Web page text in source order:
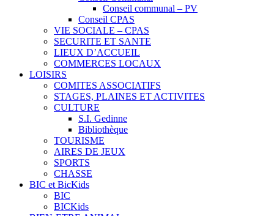
Conseil communal – PV
Conseil CPAS
VIE SOCIALE – CPAS
SECURITE ET SANTE
LIEUX D’ACCUEIL
COMMERCES LOCAUX
LOISIRS
COMITES ASSOCIATIFS
STAGES, PLAINES ET ACTIVITES
CULTURE
S.I. Gedinne
Bibliothèque
TOURISME
AIRES DE JEUX
SPORTS
CHASSE
BIC et BicKids
BIC
BICKids